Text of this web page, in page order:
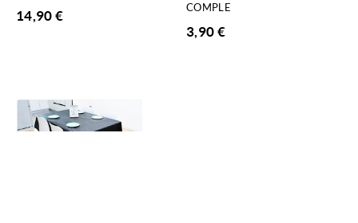
14,90€
COMPLE
3,90€